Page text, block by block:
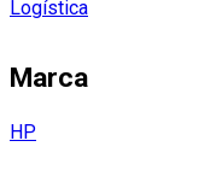
Logística
Marca
HP